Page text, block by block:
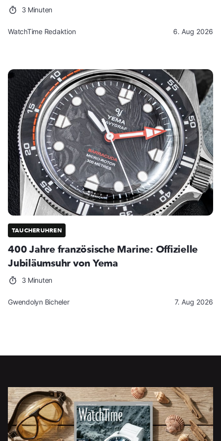
3 Minuten
WatchTime Redaktion 6. Aug 2026
TAUCHERUHREN
400 Jahre französische Marine: Offizielle
Jubiläumsuhr von Yema
3 Minuten
Gwendolyn Bicheler 7. Aug 2026